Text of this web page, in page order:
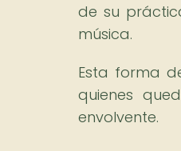
de su
música.
Esta forma
quienes
envolvente.